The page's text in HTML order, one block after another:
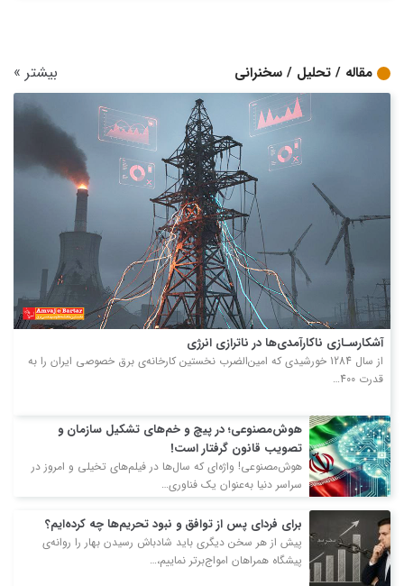
مقاله / تحلیل / سخنرانی بیشتر »
آشکارسـازی ناکارآمدی‌ها در ناترازی انرژی
از سال 1284 خورشیدی که امین‌الضرب نخستین کارخانه‌ی برق خصوصی ایران را به
قدرت 400…
هوش‌مصنوعی؛ در پیچ و خم‌های تشکیل سازمان و
تصویب قانون گرفتار است!
هوش‌مصنوعی! واژه‌ای که سال‌ها در فیلم‌های تخیلی و امروز در
سراسر دنیا به‌عنوان یک فناوری…
برای فردای پس از توافق و نبود تحریم‌ها چه کرده‌ایم؟
پیش از هر سخن دیگری باید شادباش رسیدن بهار را روانه‌ی
پیشگاه همراهان امواج‌برتر نماییم،…